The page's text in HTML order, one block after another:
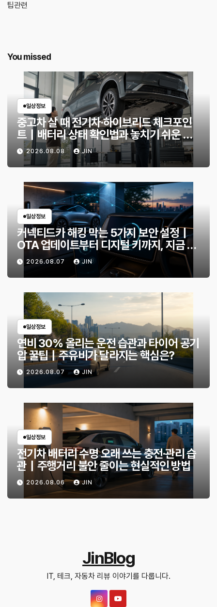
팁관련
You missed
일상정보
중고차 살 때 전기차·하이브리드 체크포인
트｜배터리 상태 확인법과 놓치기 쉬운 위
험 신호
2026.08.08 JIN
일상정보
커넥티드카 해킹 막는 5가지 보안 설정｜
OTA 업데이트부터 디지털 키까지, 지금 확
인할 것은?
2026.08.07 JIN
일상정보
연비 30% 올리는 운전 습관과 타이어 공기
압 꿀팁｜주유비가 달라지는 핵심은?
2026.08.07 JIN
일상정보
전기차 배터리 수명 오래 쓰는 충전·관리 습
관｜주행거리 불안 줄이는 현실적인 방법
2026.08.06 JIN
JinBlog
IT, 테크, 자동차 리뷰 이야기를 다룹니다.